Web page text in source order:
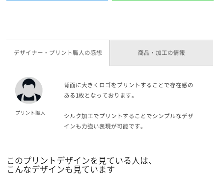
デザイナー・プリント職人の感想 商品・加工の情報
背面に大きくロゴをプリントすることで存在感の
ある1枚となっております。
シルク加工でプリントすることでシンプルなデザ
インも力強い表現が可能です。
このプリントデザインを見ている人は、
こんなデザインも見ています